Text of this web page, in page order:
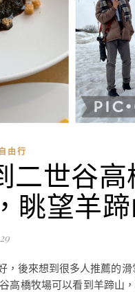
由行
二世谷
望羊蹄
後來想到很多人推薦的
高橋牧場可以看到羊蹄山